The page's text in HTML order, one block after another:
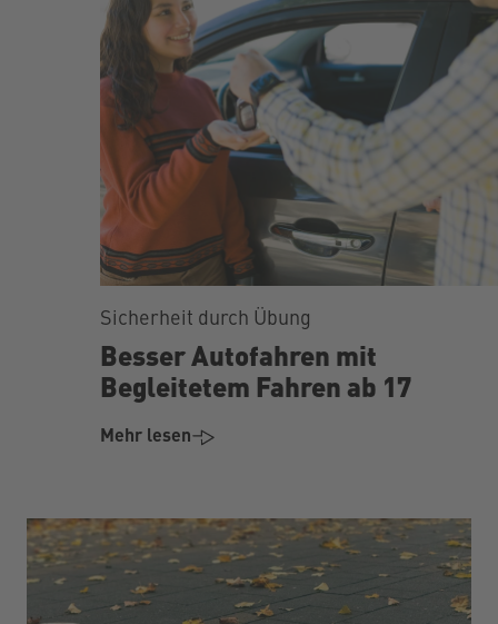
Sicherheit durch Übung
Besser Autofahren mit
Begleitetem Fahren ab 17
Mehr lesen